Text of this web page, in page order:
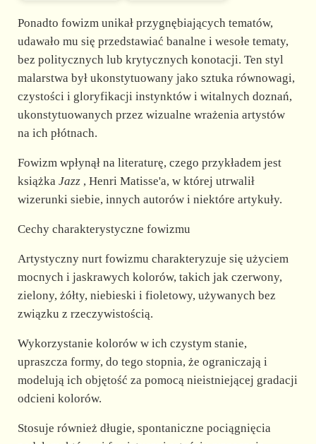
Ponadto fowizm unikał przygnębiających tematów,
udawało mu się przedstawiać banalne i wesołe tematy,
bez politycznych lub krytycznych konotacji. Ten styl
malarstwa był ukonstytuowany jako sztuka równowagi,
czystości i gloryfikacji instynktów i witalnych doznań,
ukonstytuowanych przez wizualne wrażenia artystów
na ich płótnach.
Fowizm wpłynął na literaturę, czego przykładem jest
książka Jazz, Henri Matisse'a, w której utrwalił
wizerunki siebie, innych autorów i niektóre artykuły.
Cechy charakterystyczne fowizmu
Artystyczny nurt fowizmu charakteryzuje się użyciem
mocnych i jaskrawych kolorów, takich jak czerwony,
zielony, żółty, niebieski i fioletowy, używanych bez
związku z rzeczywistością.
Wykorzystanie kolorów w ich czystym stanie,
upraszcza formy, do tego stopnia, że ograniczają i
modelują ich objętość za pomocą nieistniejącej gradacji
odcieni kolorów.
Stosuje również długie, spontaniczne pociągnięcia